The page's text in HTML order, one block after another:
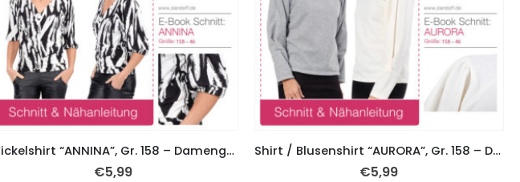
Wickelshirt “ANNINA”, Gr. 158 – Damengr. 46
€5,99
Shirt / Blusenshirt “AURORA”, Gr. 158 – Damengr. 46
€5,99